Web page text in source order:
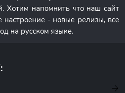
Хотим напомнить что наш сайт
настроение - новые релизы, все
на русском языке.